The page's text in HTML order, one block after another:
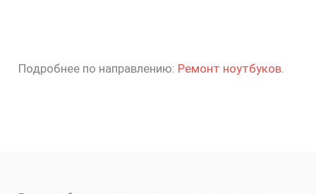
Подробнее по направлению: Ремонт ноутбуков.